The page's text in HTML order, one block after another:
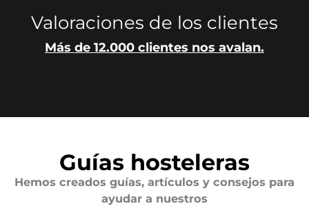
Valoraciones de los clientes
Más de 12.000 clientes nos avalan.
Guías hosteleras
Hemos creados guías, artículos y consejos para
ayudar a nuestros